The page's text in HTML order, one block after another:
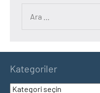
Kategoriler
Kategoriler